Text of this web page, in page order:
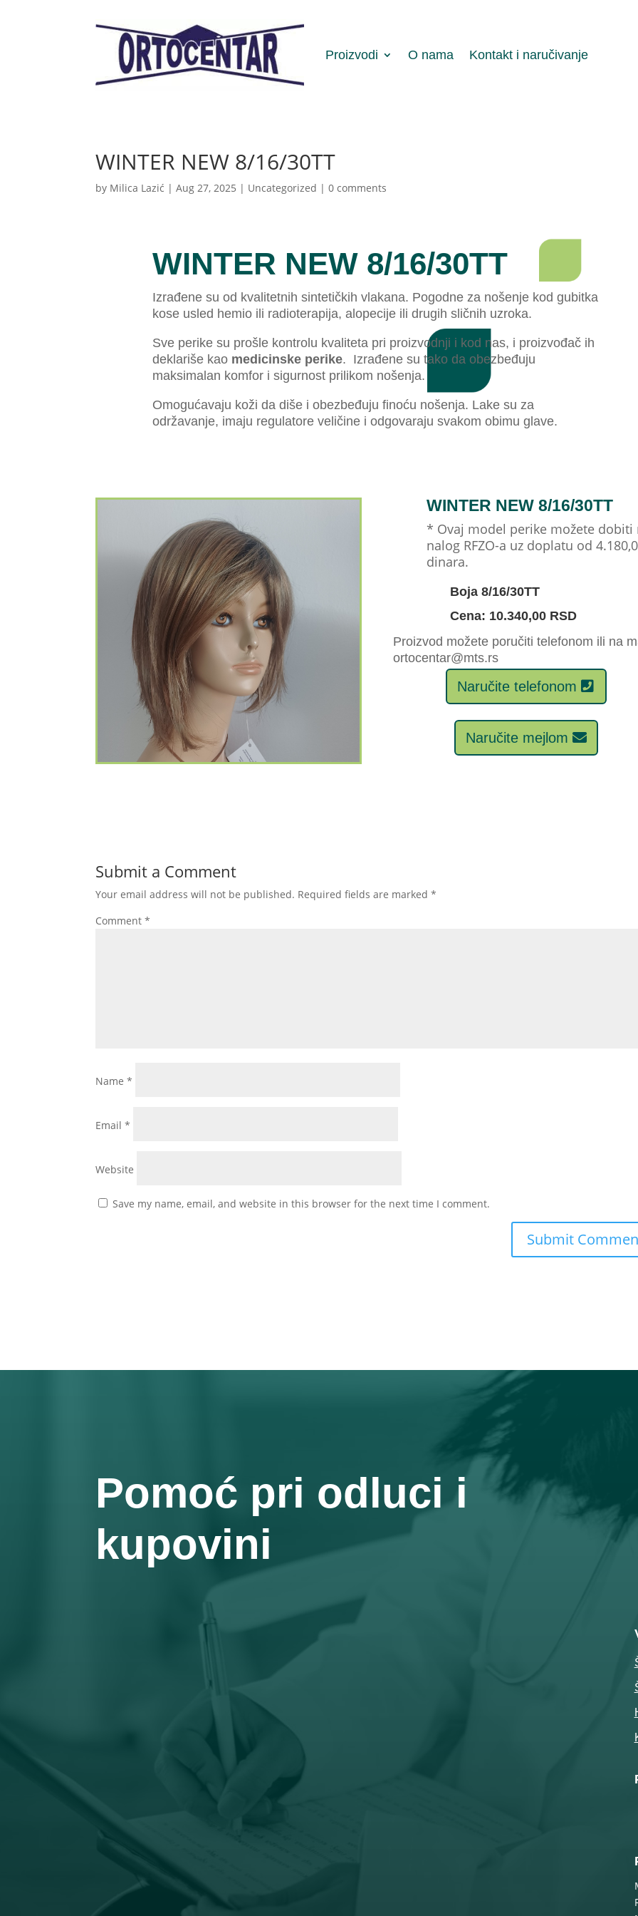
Proizvodi O nama Kontakt i naručivanje
WINTER NEW 8/16/30TT
by Milica Lazić |Aug 27, 2025 | Uncategorized |0 comments
WINTER NEW 8/16/30TT
Izrađene su od kvalitetnih sintetičkih vlakana. Pogodne za nošenje kod gubitka
kose usled hemio ili radioterapija, alopecije ili drugih sličnih uzroka.
Sve perike su prošle kontrolu kvaliteta pri proizvodnji i kod nas, i proizvođač ih
deklariše kao medicinske perike. Izrađene su tako da obezbeđuju
maksimalan komfor i sigurnost prilikom nošenja.
Omogućavaju koži da diše i obezbeđuju finoću nošenja. Lake su za
održavanje, imaju regulatore veličine i odgovaraju svakom obimu glave.
WINTER NEW 8/16/30TT
* Ovaj model perike možete dobiti
nalog RFZO-a uz doplatu od
dinara.
Boja 8/16/30TT
Cena: 10.340,00 RSD
Proizvod možete poručiti telefonom ili na
ortocentar@mts.rs
Naručite telefonom
Naručite mejlom
Submit a Comment
Your email address will not be published. Required fields are marked*
Comment*
Name*
Email*
Website
Save my name, email, and website in this browser for the next time I comment.
Pomoć pri odluci i
kupovini
Radno vreme